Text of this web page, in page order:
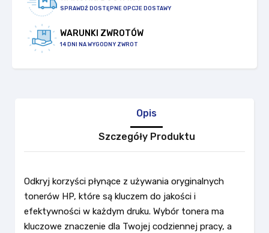
SPRAWDŹ DOSTĘPNE OPCJE DOSTAWY
WARUNKI ZWROTÓW
14 DNI NA WYGODNY ZWROT
Opis
Szczegóły Produktu
Odkryj korzyści płynące z używania oryginalnych
tonerów HP, które są kluczem do jakości i
efektywności w każdym druku. Wybór tonera ma
kluczowe znaczenie dla Twojej codziennej pracy, a